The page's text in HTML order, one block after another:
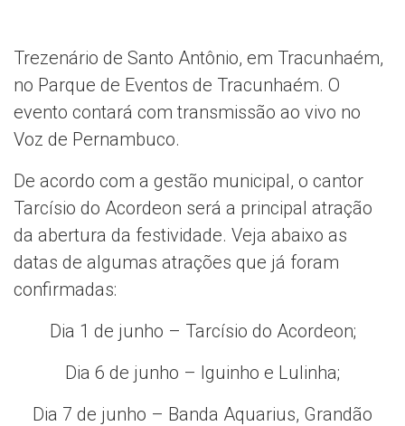
Trezenário de Santo Antônio, em Tracunhaém,
no Parque de Eventos de Tracunhaém. O
evento contará com transmissão ao vivo no
Voz de Pernambuco.
De acordo com a gestão municipal, o cantor
Tarcísio do Acordeon será a principal atração
da abertura da festividade. Veja abaixo as
datas de algumas atrações que já foram
confirmadas:
Dia 1 de junho – Tarcísio do Acordeon;
Dia 6 de junho – Iguinho e Lulinha;
Dia 7 de junho – Banda Aquarius, Grandão